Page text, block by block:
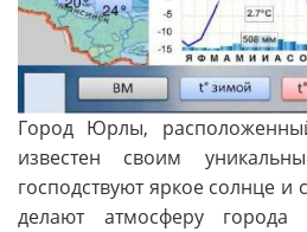
Город Юрлы,
известен своим
господствуют яркое солнце и
делают атмосферу города